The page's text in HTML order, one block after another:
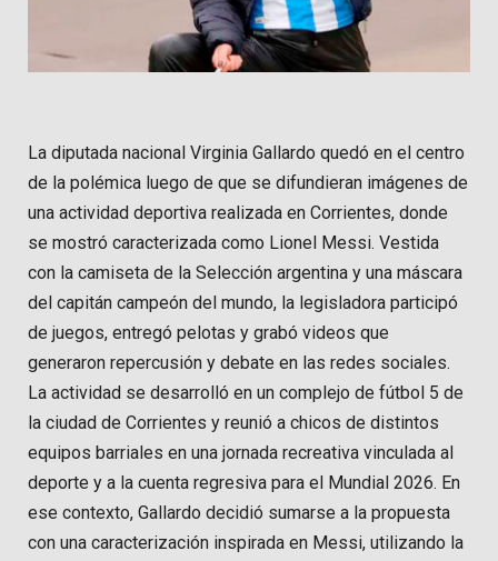
La diputada nacional Virginia Gallardo quedó en el centro
de la polémica luego de que se difundieran imágenes de
una actividad deportiva realizada en Corrientes, donde
se mostró caracterizada como Lionel Messi. Vestida
con la camiseta de la Selección argentina y una máscara
del capitán campeón del mundo, la legisladora participó
de juegos, entregó pelotas y grabó videos que
generaron repercusión y debate en las redes sociales.
La actividad se desarrolló en un complejo de fútbol 5 de
la ciudad de Corrientes y reunió a chicos de distintos
equipos barriales en una jornada recreativa vinculada al
deporte y a la cuenta regresiva para el Mundial 2026. En
ese contexto, Gallardo decidió sumarse a la propuesta
con una caracterización inspirada en Messi, utilizando la